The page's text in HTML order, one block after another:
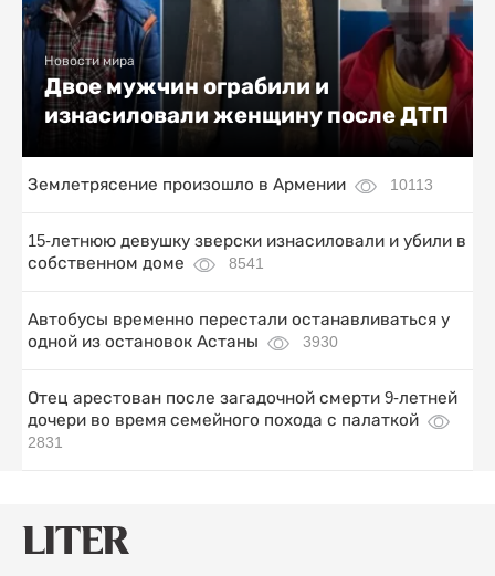
Новости мира
Двое мужчин ограбили и
изнасиловали женщину после ДТП
Землетрясение произошло в Армении 10113
15-летнюю девушку зверски изнасиловали и убили в
собственном доме
8541
Автобусы временно перестали останавливаться у
одной из остановок Астаны
3930
Отец арестован после загадочной смерти 9-летней
дочери во время семейного похода с палаткой
2831